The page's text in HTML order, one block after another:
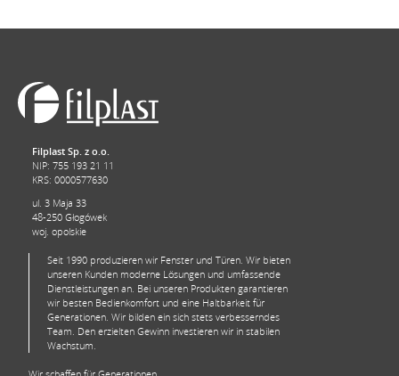
Filplast Sp. z o.o.
NIP: 755 193 21 11
KRS: 0000577630
ul. 3 Maja 33
48-250 Głogówek
woj. opolskie
Seit 1990 produzieren wir Fenster und Türen. Wir bieten
unseren Kunden moderne Lösungen und umfassende
Dienstleistungen an. Bei unseren Produkten garantieren
wir besten Bedienkomfort und eine Haltbarkeit für
Generationen. Wir bilden ein sich stets verbesserndes
Team. Den erzielten Gewinn investieren wir in stabilen
Wachstum.